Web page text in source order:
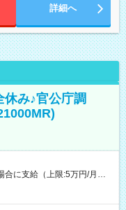
詳細へ
休み♪官公庁調
に支給（上限:5万円/月・
は1分単位で支給 ※研修中の